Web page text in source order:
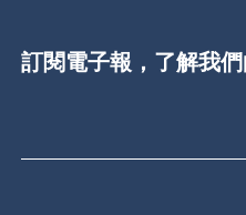
訂閱電子報，了解我